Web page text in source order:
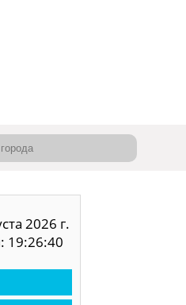
2026 г.
19:26:41